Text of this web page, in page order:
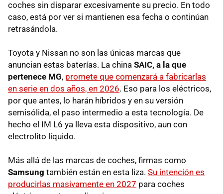
coches sin disparar excesivamente su precio. En todo
caso, está por ver si mantienen esa fecha o continúan
retrasándola.
Toyota y Nissan no son las únicas marcas que
anuncian estas baterías. La china SAIC, a la que
pertenece MG, promete que comenzará a fabricarlas
en serie en dos años, en 2026. Eso para los eléctricos,
por que antes, lo harán híbridos y en su versión
semisólida, el paso intermedio a esta tecnología. De
hecho el IM L6 ya lleva esta dispositivo, aun con
electrolito líquido.
Más allá de las marcas de coches, firmas como
Samsung también están en esta liza. Su intención es
producirlas masivamente en 2027 para coches